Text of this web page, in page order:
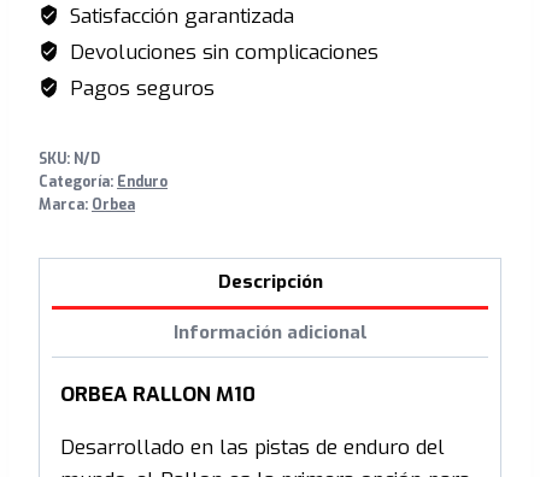
JADE
GREEN
VIEM
STONE
SILVER
cantidad
Satisfacción garantizada
Devoluciones sin complicaciones
Pagos seguros
SKU: N/D
Categoría: Enduro
Marca: Orbea
Descripción
Información adicional
ORBEA RALLON M10
Desarrollado en las pistas de enduro del